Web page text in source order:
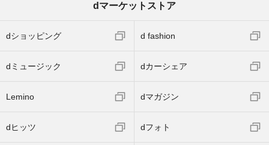
dマーケットストア
dショッピング d fashion
dミュージック dカーシェア
Lemino dマガジン
dヒッツ dフォト